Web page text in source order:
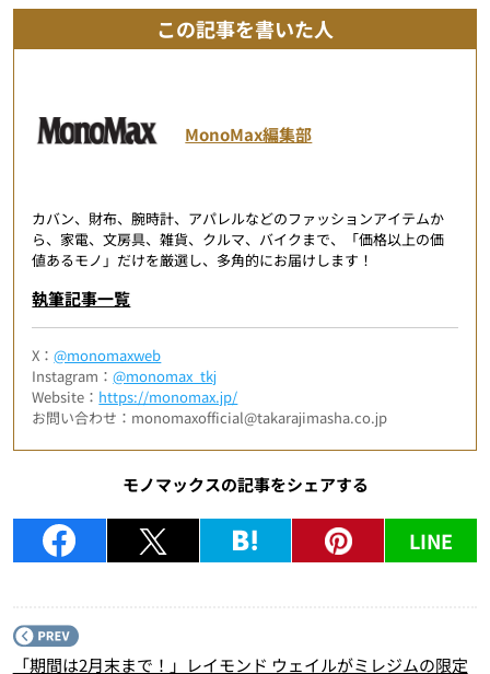
この記事を書いた人
MonoMax編集部
カバン、財布、腕時計、アパレルなどのファッションアイテムか
ら、家電、文房具、雑貨、クルマ、バイクまで、「価格以上の価
値あるモノ」だけを厳選し、多角的にお届けします！
執筆記事一覧
X：@monomaxweb
Instagram：@monomax_tkj
Website： https://monomax.jp/
お問い合わせ：monomaxofficial@takarajimasha.co.jp
モノマックスの記事をシェアする
LINE
「期間は2月末まで！」レイモンド ウェイルがミレジムの限定